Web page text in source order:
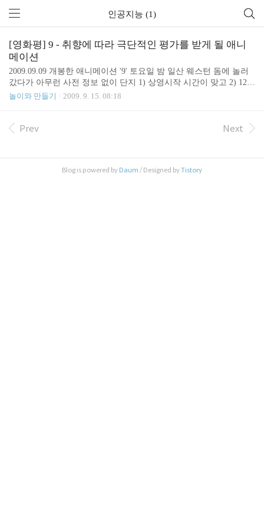
인공지능 (1)
[영화평] 9 - 취향에 따라 극단적인 평가를 받게 될 애니
메이션
2009.09.09 개봉한 애니메이션 '9' 토요일 밤 일산 웨스턴 돔에 놀러
갔다가 아무런 사전 정보 없이 단지 1) 상영시작 시간이 맞고 2) 12세
입장가 라는 이유만으로 본 영화. [평가] 참고로 10대 초반의 정신연
시끄러웠지만 엄청 재미있어요! 또 보고 싶어요" 하지만... 함께 본
지능 로봇을 만든다 2. 나쁜 놈들이 이 로봇을 나쁘게 사용한다 3.
놀이와 만들기 2009. 9. 15. 08:18
Prev Next
Blog is powered by Daum / Designed byTistory